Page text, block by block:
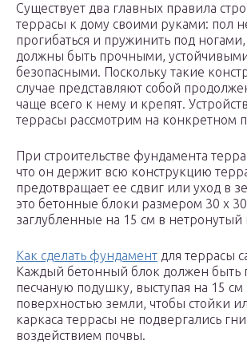
Существует два главных правила
террасы к дому своими руками: пол
прогибаться и пружинить под
должны быть прочными,
безопасными. Поскольку такие
случае представляют собой
чаще всего к нему и крепят.
террасы рассмотрим на конкретном
При строительстве фундамента
что он держит всю конструкцию
предотвращает ее сдвиг или уход в
это бетонные блоки размером 30 х
заглубленные на 15 см в нетронутый
Как сделать фундамент для террасы
Каждый бетонный блок должен быть
песчаную подушку, выступая на 15 см
поверхностью земли, чтобы стойки
каркаса террасы не подвергались
воздействием почвы.